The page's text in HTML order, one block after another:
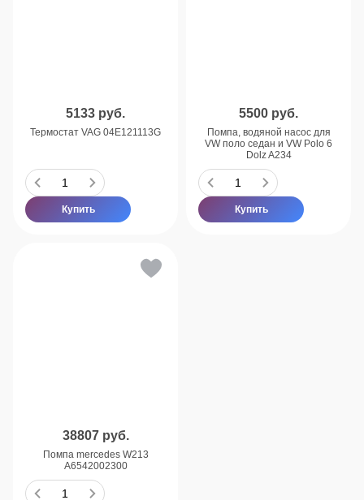
5133 руб.
Термостат VAG 04E121113G
Купить
5500 руб.
Помпа, водяной насос для
VW поло седан и VW Polo 6
Dolz A234
Купить
38807 руб.
Помпа mercedes W213
A6542002300